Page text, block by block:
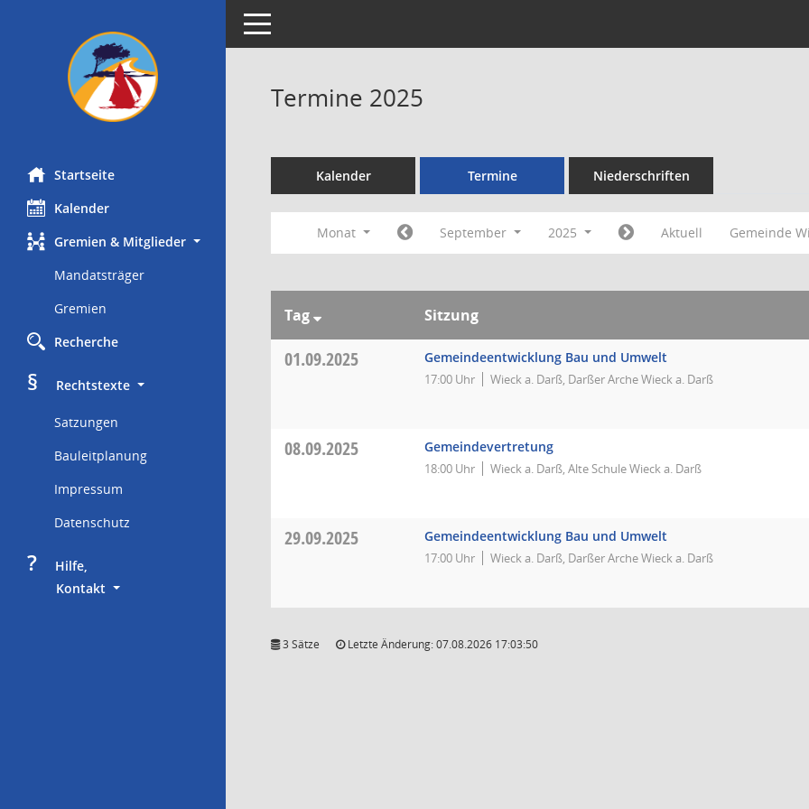
Startseite
Kalender
Gremien & Mitglieder
Mandatsträger
Gremien
Recherche
§
     Rechtstexte
Satzungen
Bauleitplanung
Impressum
Datenschutz
?
     Hilfe,
Kontakt
Toggle navigation
Termine 2025
Kalender Termine Niederschriften
Monat September 2025 Aktuell Gemeinde
Tag Sitzung
01.09.2025 Gemeindeentwicklung Bau und Umwelt
17:00 Uhr Wieck a. Darß, Darßer Arche Wieck a. Darß
08.09.2025 Gemeindevertretung
18:00 Uhr Wieck a. Darß, Alte Schule Wieck a. Darß
29.09.2025 Gemeindeentwicklung Bau und Umwelt
17:00 Uhr Wieck a. Darß, Darßer Arche Wieck a. Darß
3 Sätze Letzte Änderung: 07.08.2026 17:03:50